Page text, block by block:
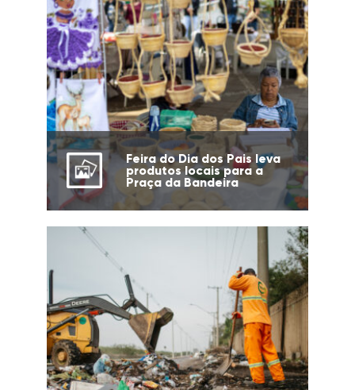
Feira do Dia dos Pais leva
produtos locais para a
Praça da Bandeira